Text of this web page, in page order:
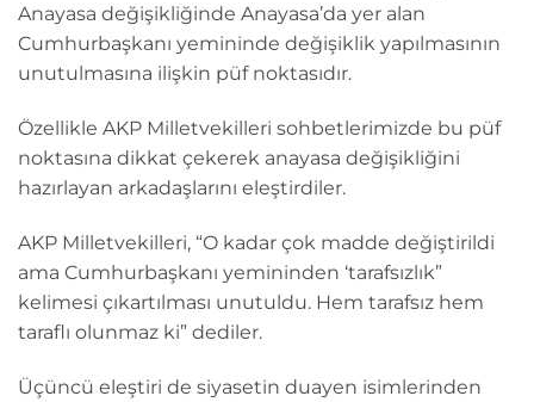
Anayasa değişikliğinde Anayasa’da yer alan
Cumhurbaşkanı yemininde değişiklik yapılmasının
unutulmasına ilişkin püf noktasıdır.
Özellikle AKP Milletvekilleri sohbetlerimizde bu püf
noktasına dikkat çekerek anayasa değişikliğini
hazırlayan arkadaşlarını eleştirdiler.
AKP Milletvekilleri, “O kadar çok madde değiştirildi
ama Cumhurbaşkanı yemininden ‘tarafsızlık”
kelimesi çıkartılması unutuldu. Hem tarafsız hem
taraflı olunmaz ki” dediler.
Üçüncü eleştiri de siyasetin duayen isimlerinden